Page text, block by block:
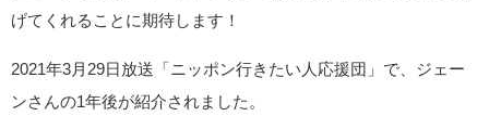
げてくれることに期待します！
2021年3月29日放送「ニッポン行きたい人応援団」で、ジェー
ンさんの1年後が紹介されました。